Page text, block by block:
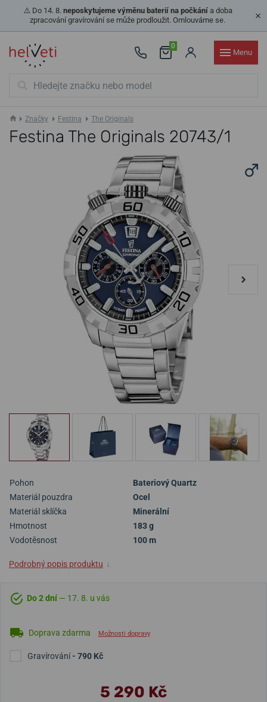
⚠️ Do 14. 8. neposkytujeme výměnu baterií na počkánía doba
zpracování gravírování se může prodloužit. Omlouváme se.
0
Menu
Značky Festina The Originals
Festina The Originals 20743/1
Pohon
Bateriový Quartz
Materiál pouzdra
Ocel
Materiál sklíčka
Minerální
Hmotnost
183 g
Vodotěsnost
100 m
Podrobný popis produktu ↓
Do 2 dní — 17. 8. u vás
Doprava zdarma Možnosti dopravy
Gravírování- 790 Kč
5 290 Kč